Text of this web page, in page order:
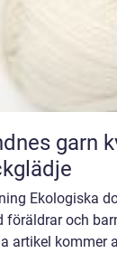
kvalitet, tradition och modern
Ekologiska
föräldrar och
artikel kommer